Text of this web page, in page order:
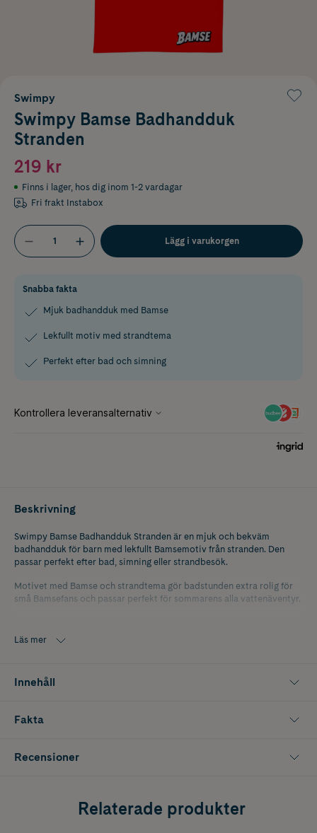
Swimpy
Swimpy Bamse Badhandduk
Stranden
219 kr
Finns i lager, hos dig inom 1-2 vardagar
Fri frakt Instabox
Lägg i varukorgen
Snabba fakta
Mjuk badhandduk med Bamse
Lekfullt motiv med strandtema
Perfekt efter bad och simning
Beskrivning
Swimpy Bamse Badhandduk Stranden är en mjuk och bekväm
badhandduk för barn med lekfullt Bamsemotiv från stranden. Den
passar perfekt efter bad, simning eller strandbesök.
Motivet med Bamse och strandtema gör badstunden extra rolig för
små Bamsefans och passar perfekt för sommarens alla vattenäventyr.
Läs mer
Innehåll
Fakta
Recensioner
Relaterade produkter